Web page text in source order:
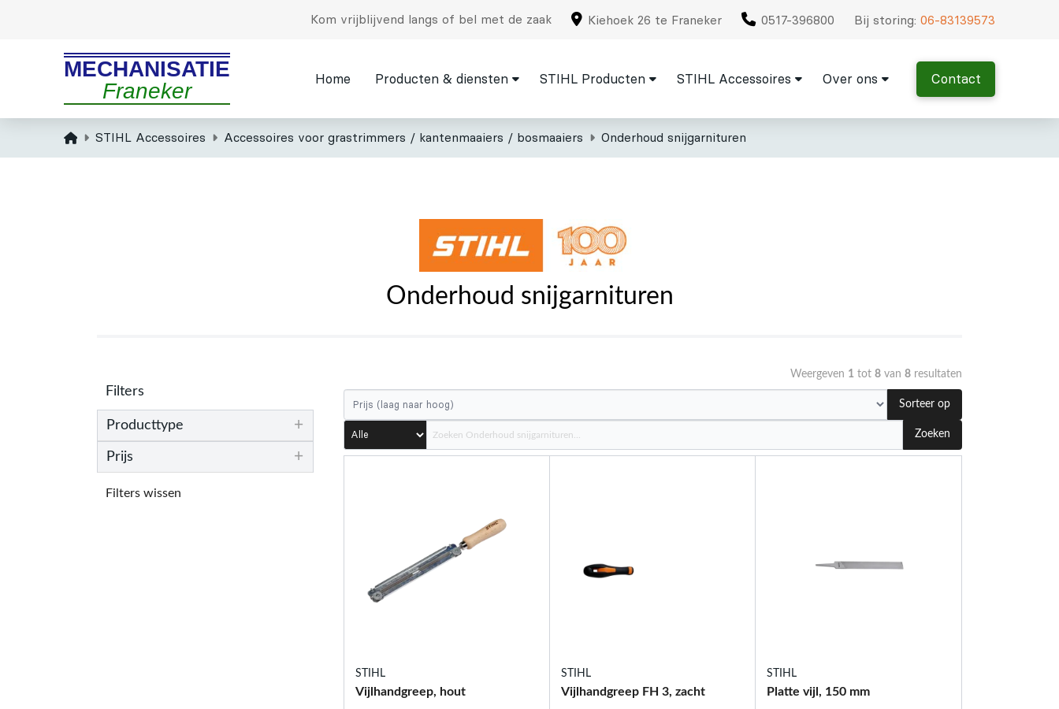
Kom vrijblijvend langs of bel met de zaak Kiehoek 26 te Franeker 0517-396800 Bij storing:06-83139573
MECHANISATIE
Franeker
Home Producten & diensten STIHL Producten STIHL Accessoires Over ons Contact
HomeSTIHL Accessoires Accessoires voor grastrimmers / kantenmaaiers / bosmaaiers Onderhoud snijgarnituren
Onderhoud snijgarnituren
Filters
Producttype +
Prijs +
Filters wissen
Weergeven 1 tot 8 van 8 resultaten
Sorteer op
Zoeken
STIHL
Vijlhandgreep, hout
STIHL
Vijlhandgreep FH 3, zacht
STIHL
Platte vijl, 150 mm